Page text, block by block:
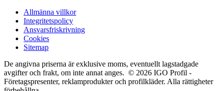
Allmänna villkor
Integritetspolicy
Ansvarsfriskrivning
Cookies
Sitemap
De angivna priserna är exklusive moms, eventuellt lagstadgade
avgifter och frakt, om inte annat anges. © 2026 IGO Profil -
Företagspresenter, reklamprodukter och profilkläder. Alla rättigheter